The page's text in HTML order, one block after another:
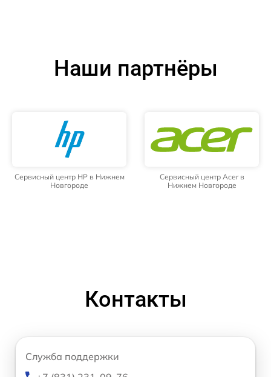
Наши партнёры
Сервисный центр HP в Нижнем
Новгороде
Сервисный центр Acer в
Нижнем Новгороде
Контакты
Служба поддержки